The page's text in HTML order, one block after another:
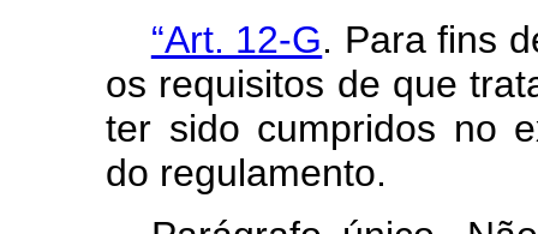
“Art. 12-G. Para fins
os requisitos de que
ter sido cumpridos no
do regulamento.